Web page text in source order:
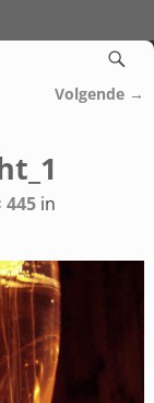
Volgende →
445in